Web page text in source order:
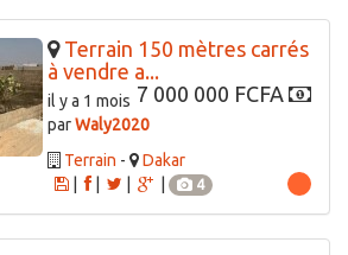
Terrain 150 mètres carrés
à vendre a...
7 000 000 FCFA
il y a 1 mois
parWaly2020
Terrain -
Dakar
|
4